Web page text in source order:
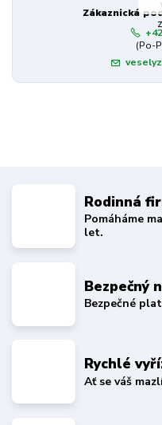
Zákaznická
(Po-
Rodinná
Pomáháme
let.
Bezpečný
Bezpečné
Rychlé
Ať se váš